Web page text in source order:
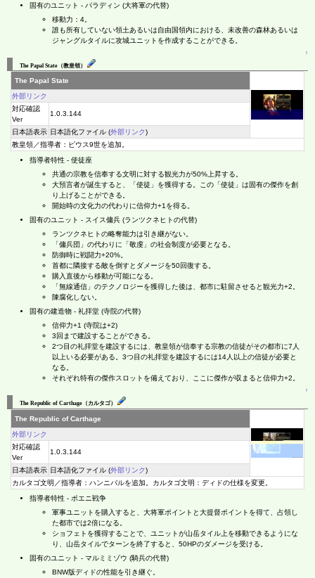
固有のユニット - パラディン (大将軍の代替)
移動力：4。
誰も所有していない領土あるいは自由国領内における、未改善の森林あるいは
ジャングルタイルに攻城ユニットを作成することができる。
↑
The Papal State（教皇領）
The Papal State
外部リンク
対応確認
Ver
1.0.3.144
日本語表示 日本語化ファイル (外部リンク)
教皇領／指導者：ピウス9世を追加。
指導者特性 - 使徒座
共通の宗教を信奉する文明に対する観光力が50%上昇する。
大預言者が誕生すると、「使徒」を獲得する。この「使徒」は固有の傑作を創
り上げることができる。
開始時の文化力の代わりに信仰力+1を得る。
固有のユニット - スイス傭兵 (ランツクネヒトの代替)
ランツクネヒトの略奪能力は引き継がない。
「傭兵団」の代わりに「敬虔」の社会制度が必要となる。
防御時に戦闘力+20%。
首都に隣接する敵を倒すとダメージを50回復する。
購入直後から移動が可能になる。
「無線通信」のテクノロジーを獲得した後は、都市に駐留させると観光力+2。
陳腐化しない。
固有の建造物 - 礼拝堂 (寺院の代替)
信仰力+1 (寺院は+2)
3回まで建設することができる。
2つ目の礼拝堂を建設するには、教皇領が信奉する宗教の信徒がその都市に7人
以上いる必要がある。3つ目の礼拝堂を建設するには14人以上の信徒が必要と
なる。
それぞれ特有の傑作スロットを備えており、ここに傑作が収まると信仰力+2。
↑
The Republic of Carthage（カルタゴ）
The Republic of Carthage
外部リンク
対応確認
Ver
1.0.3.144
日本語表示 日本語化ファイル (外部リンク)
カルタゴ文明／指導者：ハンニバルを追加。カルタゴ文明：ディドの仕様を変更。
指導者特性 - ポエニ戦争
軍事ユニットを購入すると、大将軍ポイントと大提督ポイントを得て、占領し
た都市では2倍になる。
ショフェトを獲得することで、ユニットが山岳タイル上を移動できるようにな
り、山岳タイルでターンを終了すると、50HPのダメージを受ける。
固有のユニット - マルミミゾウ (騎兵の代替)
BNW版ディドの性能を引き継ぐ。